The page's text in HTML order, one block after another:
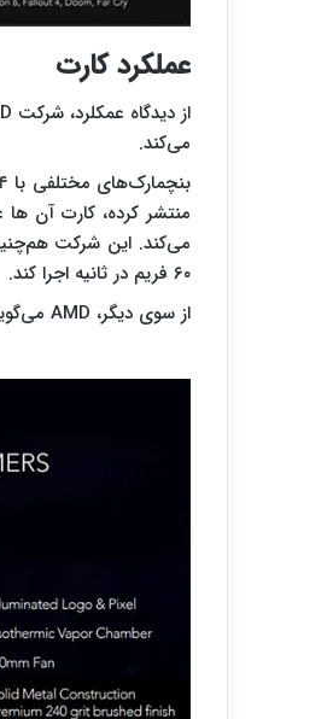
عملکرد کارت
می‌کند.
منتشر کرده، کارت آن
۶۰ فریم در ثانیه اجرا کند.
از سوی دیگر، AMD می‌گوید که کارت RX Vega ۵۶ با کارت GTX ۱۰۷۰ برابری می‌کند.